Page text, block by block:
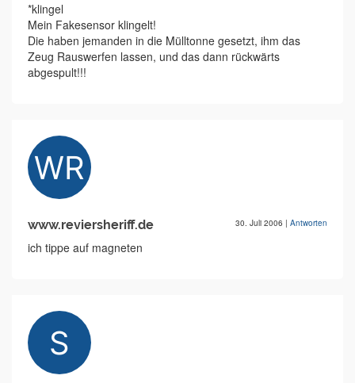
*klingel
Mein Fakesensor klingelt!
Die haben jemanden in die Mülltonne gesetzt, ihm das
Zeug Rauswerfen lassen, und das dann rückwärts
abgespult!!!
www.reviersheriff.de 30. Juli 2006 | Antworten
ich tippe auf magneten